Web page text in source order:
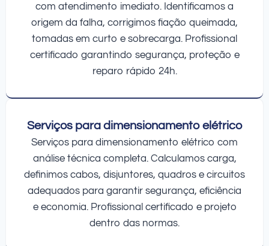
com atendimento imediato. Identificamos a
origem da falha, corrigimos fiação queimada,
tomadas em curto e sobrecarga. Profissional
certificado garantindo segurança, proteção e
reparo rápido 24h.
Serviços para dimensionamento elétrico
Serviços para dimensionamento elétrico com
análise técnica completa. Calculamos carga,
definimos cabos, disjuntores, quadros e circuitos
adequados para garantir segurança, eficiência
e economia. Profissional certificado e projeto
dentro das normas.